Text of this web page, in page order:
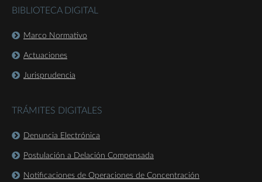
BIBLIOTECA DIGITAL
Marco Normativo
Actuaciones
Jurisprudencia
TRÁMITES DIGITALES
Denuncia Electrónica
Postulación a Delación Compensada
Notificaciones de Operaciones de Concentración